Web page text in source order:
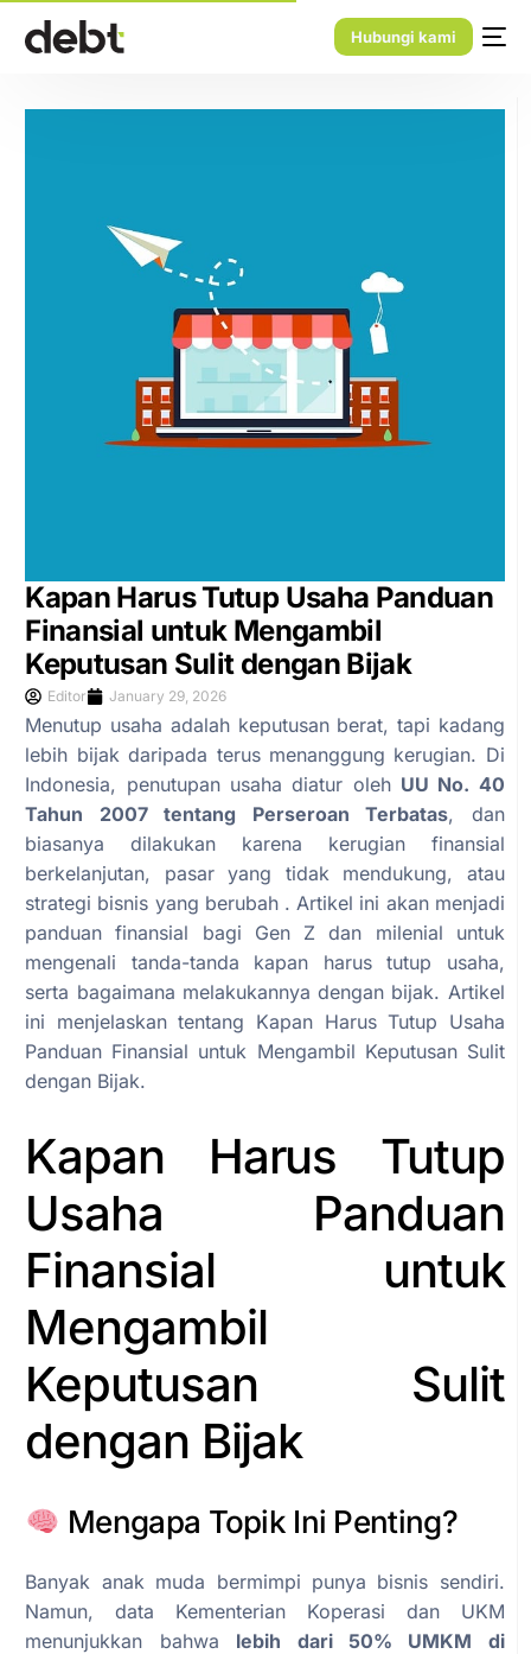
Hubungi kami
Kapan Harus Tutup Usaha Panduan
Finansial untuk Mengambil
Keputusan Sulit dengan Bijak
Editor January 29, 2026
Menutup usaha adalah keputusan berat, tapi kadang
lebih bijak daripada terus menanggung kerugian. Di
Indonesia, penutupan usaha diatur oleh UU No. 40
Tahun 2007 tentang Perseroan Terbatas, dan
biasanya dilakukan karena kerugian finansial
berkelanjutan, pasar yang tidak mendukung, atau
strategi bisnis yang berubah . Artikel ini akan menjadi
panduan finansial bagi Gen Z dan milenial untuk
mengenali tanda-tanda kapan harus tutup usaha,
serta bagaimana melakukannya dengan bijak. Artikel
ini menjelaskan tentang Kapan Harus Tutup Usaha
Panduan Finansial untuk Mengambil Keputusan Sulit
dengan Bijak.
Kapan Harus Tutup
Usaha Panduan
Finansial untuk
Mengambil
Keputusan Sulit
dengan Bijak
Mengapa Topik Ini Penting?
Banyak anak muda bermimpi punya bisnis sendiri.
Namun, data Kementerian Koperasi dan UKM
menunjukkan bahwa lebih dari 50% UMKM di